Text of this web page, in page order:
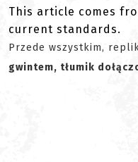
This article comes
current standards.
Przede wszystkim,
gwintem, tłumik